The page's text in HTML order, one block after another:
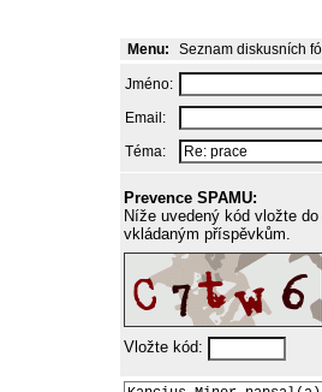
Menu: Seznam diskusních
Jméno:
Email:
Téma:
Prevence SPAMU:
Níže uvedený kód vložte
vkládaným příspěvkům.
Vložte kód: